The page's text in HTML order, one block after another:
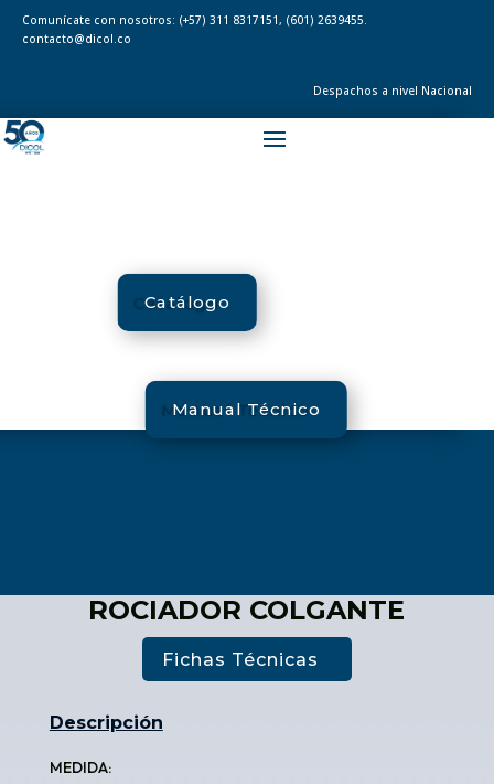
Comunícate con nosotros: (+57) 311 8317151, (601) 2639455.
contacto@dicol.co
Despachos a nivel Nacional
Catálogo
Manual Técnico
ROCIADOR COLGANTE
Fichas Técnicas
Descripción
MEDIDA: